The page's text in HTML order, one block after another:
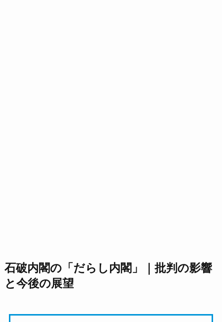
石破内閣の「だらし内閣」｜批判の影響
と今後の展望